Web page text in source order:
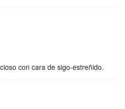
con cara de sigo-estreñido.